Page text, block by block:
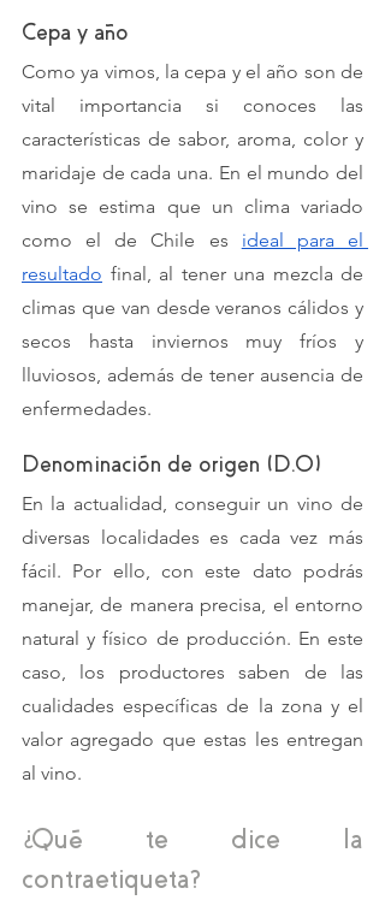
Cepa y año
Como ya vimos, la cepa y el año son de
vital importancia si conoces las
características de sabor, aroma, color y
maridaje de cada una. En el mundo del
vino se estima que un clima variado
como el de Chile es ideal para el
resultado final, al tener una mezcla de
climas que van desde veranos cálidos y
secos hasta inviernos muy fríos y
lluviosos, además de tener ausencia de
enfermedades.
Denominación de origen (D.O)
En la actualidad, conseguir un vino de
diversas localidades es cada vez más
fácil. Por ello, con este dato podrás
manejar, de manera precisa, el entorno
natural y físico de producción. En este
caso, los productores saben de las
cualidades específicas de la zona y el
valor agregado que estas les entregan
al vino.
¿Qué te dice la
contraetiqueta?